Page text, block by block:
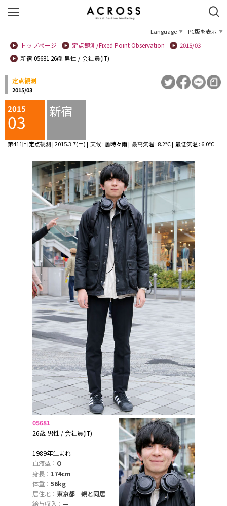
Language
PC版を表示
トップページ
定点観測/Fixed Point Observation
2015/03
新宿 05681 26歳 男性 / 会社員(IT)
定点観測
2015/03
2015
03 新宿
第411回 定点観測 | 2015.3.7(土) | 天候 : 曇時々雨 | 最高気温 : 8.2℃ | 最低気温 : 6.0℃
05681
26歳 男性 / 会社員(IT)
1989年生まれ
血液型： O
身長： 174cm
体重： 56kg
居住地： 東京都 親と同居
給与収入： —